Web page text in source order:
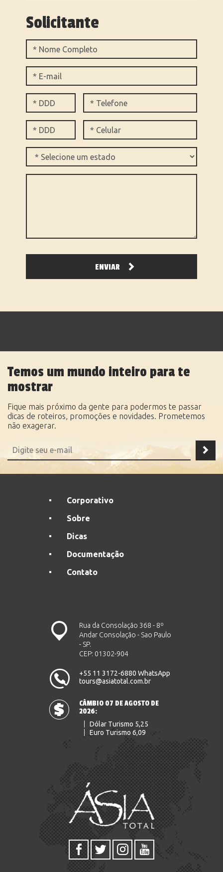
Solicitante
ENVIAR
Temos um mundo inteiro para te
mostrar
Fique mais próximo da gente para podermos te passar
dicas de roteiros, promoções e novidades. Prometemos
não exagerar.
Corporativo
Sobre
Dicas
Documentação
Contato
Rua da Consolação 368 - 8º
Andar Consolação - Sao Paulo
- SP.
CEP: 01302-904
+55 11 3172-6880 WhatsApp
tours@asiatotal.com.br
CÂMBIO 07 DE AGOSTO DE
2026:
Dólar Turismo 5,25
Euro Turismo 6,09